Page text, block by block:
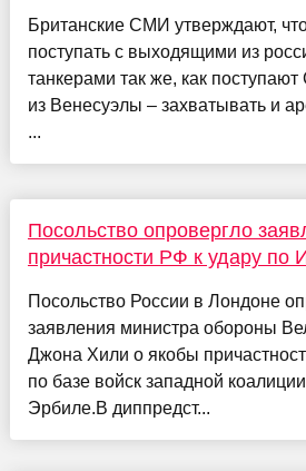
Британские СМИ утверждают,
поступать с выходящими из
танкерами так же, как
из Венесуэлы – захватывать и
...
Посольство опровергло
причастности РФ к удару по
Посольство России в Лондоне
заявления министра обороны
Джона Хили о якобы
по базе войск западной
Эрбиле.В диппредст...